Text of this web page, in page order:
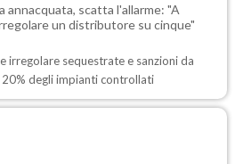
annacquata, scatta l'allarme: "A
un distributore su cinque"
irregolare sequestrate e sanzioni da
degli impianti controllati